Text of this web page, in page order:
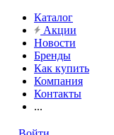
Каталог
Акции
Новости
Бренды
Как купить
Компания
Контакты
...